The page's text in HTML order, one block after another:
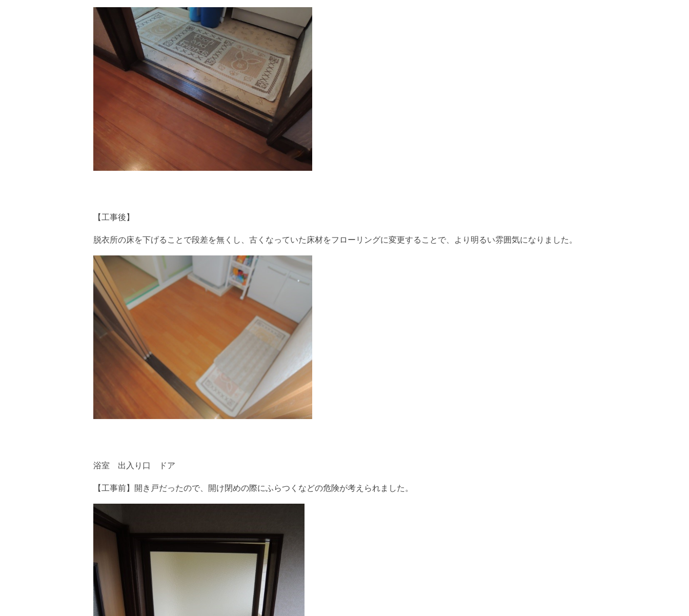
【工事後】
脱衣所の床を下げることで段差を無くし、古くなっていた床材をフローリングに変更することで、より明るい雰囲気になりました。
浴室 出入り口 ドア
【工事前】開き戸だったので、開け閉めの際にふらつくなどの危険が考えられました。